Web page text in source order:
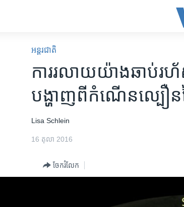
អន្តរជាតិ
ការ​រលាយ​យ៉ាង​ឆាប់​
បង្ហាញ​ពី​កំណើន​ល្បឿន​
Lisa Schlein
16 តុលា 2016
ចែករំលែក